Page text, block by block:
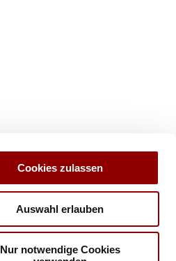
Cookies zulassen
Auswahl erlauben
Nur notwendige Cookies